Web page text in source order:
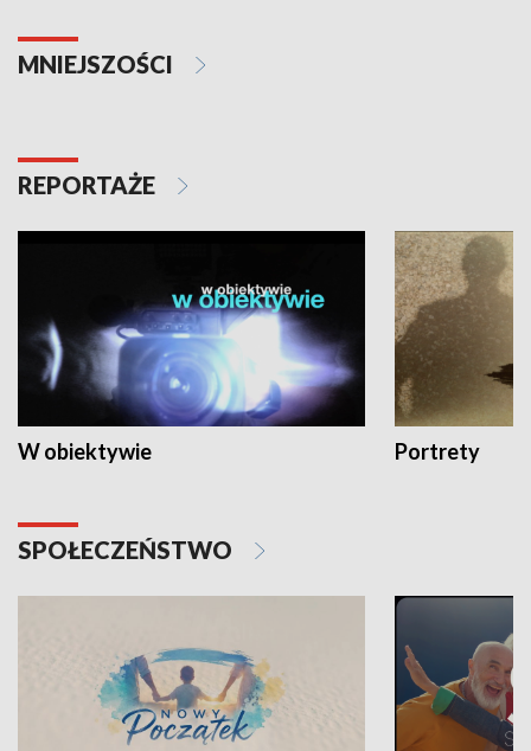
MNIEJSZOŚCI
REPORTAŻE
W obiektywie Portrety
SPOŁECZEŃSTWO